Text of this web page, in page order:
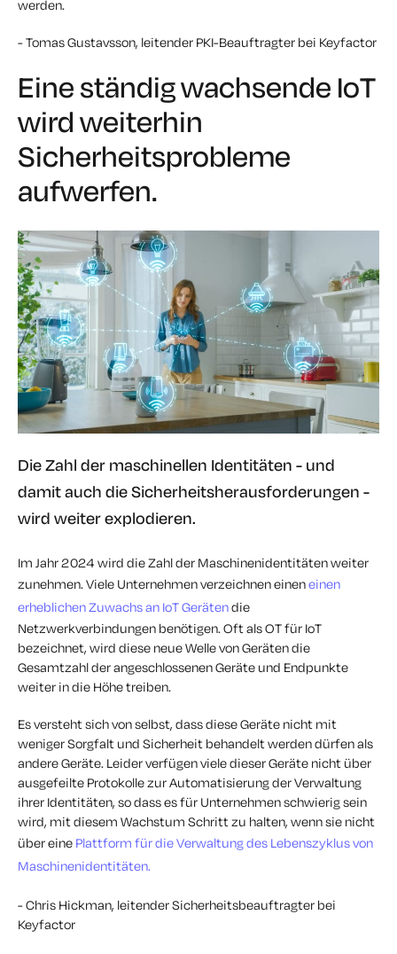
werden.
- Tomas Gustavsson, leitender PKI-Beauftragter bei Keyfactor
Eine ständig wachsende IoT
wird weiterhin
Sicherheitsprobleme
aufwerfen.
Die Zahl der maschinellen Identitäten - und
damit auch die Sicherheitsherausforderungen -
wird weiter explodieren.
Im Jahr 2024 wird die Zahl der Maschinenidentitäten weiter
zunehmen. Viele Unternehmen verzeichnen eineneinen
erheblichen Zuwachs an IoT Gerätendie
Netzwerkverbindungen benötigen. Oft als OT für IoT
bezeichnet, wird diese neue Welle von Geräten die
Gesamtzahl der angeschlossenen Geräte und Endpunkte
weiter in die Höhe treiben.
Es versteht sich von selbst, dass diese Geräte nicht mit
weniger Sorgfalt und Sicherheit behandelt werden dürfen als
andere Geräte. Leider verfügen viele dieser Geräte nicht über
ausgefeilte Protokolle zur Automatisierung der Verwaltung
ihrer Identitäten, so dass es für Unternehmen schwierig sein
wird, mit diesem Wachstum Schritt zu halten, wenn sie nicht
über eine Plattform für die Verwaltung des Lebenszyklus von
Maschinenidentitäten.
- Chris Hickman, leitender Sicherheitsbeauftragter bei
Keyfactor